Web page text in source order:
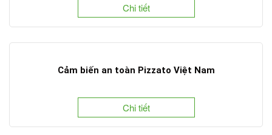
Chi tiết
Cảm biến an toàn Pizzato Việt Nam
Chi tiết